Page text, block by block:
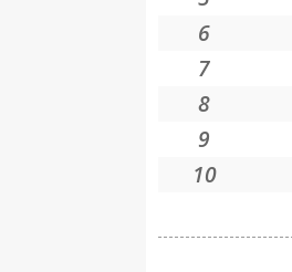
6
7
8
9
10